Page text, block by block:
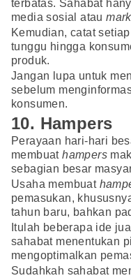
terbatas. Sahabat
media sosial atau
Kemudian, catat
tunggu hingga
produk.
Jangan lupa untuk
sebelum
konsumen.
10. Hampers
Perayaan hari-hari
membuathampers
sebagian besar
Usaha membuat
pemasukan,
tahun baru, bahkan
Itulah beberapa ide
sahabat menentukan
mengoptimalkan
Sudahkah sahabat